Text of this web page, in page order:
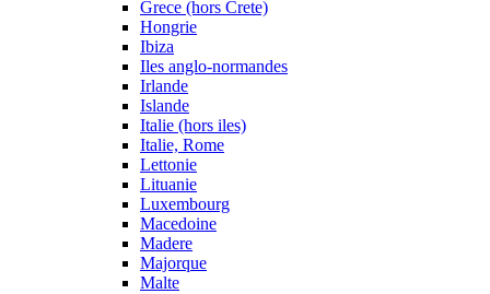
Grece (hors Crete)
Hongrie
Ibiza
Iles anglo-normandes
Irlande
Islande
Italie (hors iles)
Italie, Rome
Lettonie
Lituanie
Luxembourg
Macedoine
Madere
Majorque
Malte